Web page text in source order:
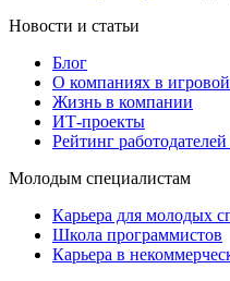
Новости и статьи
Блог
О компаниях в
Жизнь в компании
ИТ-проекты
Рейтинг
Молодым специалистам
Карьера для молодых
Школа программистов
Карьера в